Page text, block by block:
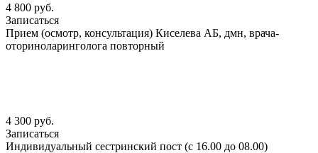
4 800 руб.
Записаться
Прием (осмотр, консультация) Киселева АБ, дмн, врача-
оториноларинголога повторный
4 300 руб.
Записаться
Индивидуальный сестринский пост (с 16.00 до 08.00)